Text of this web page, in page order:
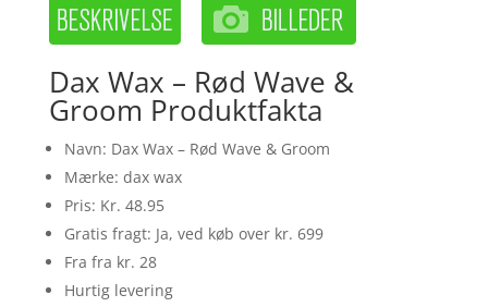
Dax Wax – Rød Wave &
Groom Produktfakta
Navn: Dax Wax – Rød Wave & Groom
Mærke: dax wax
Pris: Kr. 48.95
Gratis fragt: Ja, ved køb over kr. 699
Fra fra kr. 28
Hurtig levering